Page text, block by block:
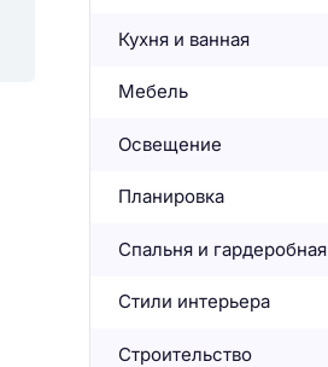
Кухня и ванная
Мебель
Освещение
Планировка
Спальня и гардеробная
Стили интерьера
Строительство